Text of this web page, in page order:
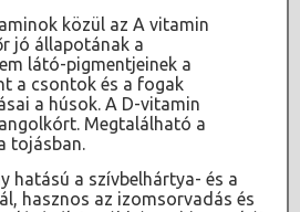
közül az A vitamin
jó állapotának a
látó-pigmentjeinek a
a csontok és a fogak
a húsok. A D-vitamin
Megtalálható a
tojásban.
hatású a szívbelhártya- és a
hasznos az izomsorvadás és